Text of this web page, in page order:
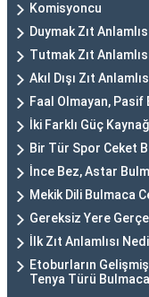
Komisyoncu
Duymak Zıt
Tutmak Zıt
Akıl Dışı Zıt
Faal Olmayan, Pasif
İki Farklı Güç
Bir Tür Spor Ceket
İnce Bez, Astar
Mekik Dili Bulmaca
Gereksiz Yere
İlk Zıt Anlamlısı
Etoburların
Tenya Türü Bulmaca